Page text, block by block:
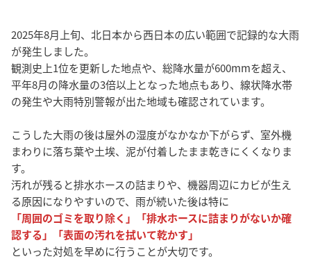
2025年8月上旬、北日本から西日本の広い範囲で記録的な大雨
が発生しました。
観測史上1位を更新した地点や、総降水量が600mmを超え、
平年8月の降水量の3倍以上となった地点もあり、線状降水帯
の発生や大雨特別警報が出た地域も確認されています。
こうした大雨の後は屋外の湿度がなかなか下がらず、室外機
まわりに落ち葉や土埃、泥が付着したまま乾きにくくなりま
す。
汚れが残ると排水ホースの詰まりや、機器周辺にカビが生え
る原因になりやすいので、雨が続いた後は特に
「周囲のゴミを取り除く」「排水ホースに詰まりがないか確
認する」「表面の汚れを拭いて乾かす」
といった対処を早めに行うことが大切です。